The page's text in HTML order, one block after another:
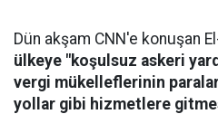
Dün akşam CNN'e konuşan
ülkeye "koşulsuz askeri
vergi mükelleflerinin
yollar gibi hizmetlere